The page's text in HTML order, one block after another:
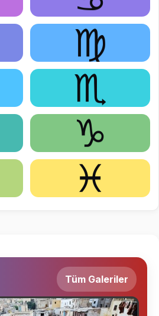
♍
♏
♑
♓
Tüm Galeriler